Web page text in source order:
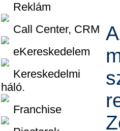
Reklám
Call Center, CRM
eKereskedelem
Kereskedelmi
háló.
Franchise